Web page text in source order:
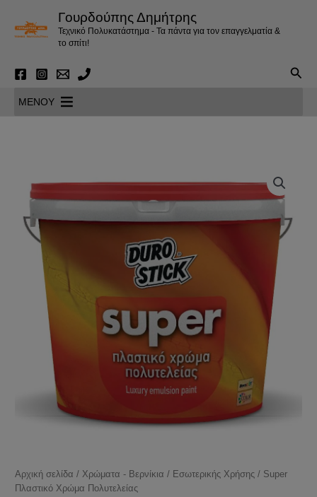
περιεχόμενο
Γουρδούπης Δημήτρης
Τεχνικό Πολυκατάστημα - Τα πάντα για τον επαγγελματία &
το σπίτι!
MENOY
Αρχική σελίδα / Χρώματα - Βερνίκια / Εσωτερικής Χρήσης / Super
Πλαστικό Χρώμα Πολυτελείας